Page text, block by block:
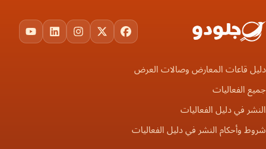
Facebook
X
Instagram
LinkedIn
دليل قاعات المعارض وصالات العرض
جميع الفعاليات
النشر في دليل الفعاليات
شروط وأحكام النشر في دليل الفعاليات